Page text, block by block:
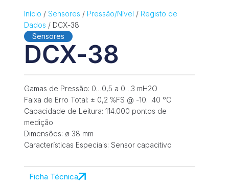
Início / Sensores / Pressão/Nível / Registo de
Dados / DCX-38
Sensores
DCX-38
Gamas de Pressão: 0…0,5 a 0…3 mH2O
Faixa de Erro Total: ± 0,2 %FS @ -10…40 °C
Capacidade de Leitura: 114.000 pontos de
medição
Dimensões: ø 38 mm
Características Especiais: Sensor capacitivo
Ficha Técnica